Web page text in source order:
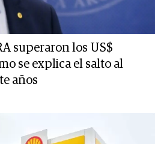
superaron los US$
se explica el salto al
años